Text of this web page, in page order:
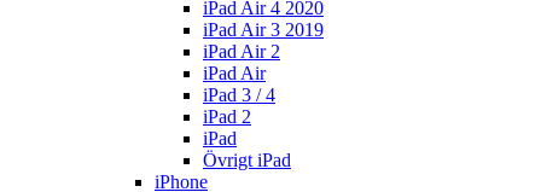
iPad Air 4 2020
iPad Air 3 2019
iPad Air 2
iPad Air
iPad 3 / 4
iPad 2
iPad
Övrigt iPad
iPhone